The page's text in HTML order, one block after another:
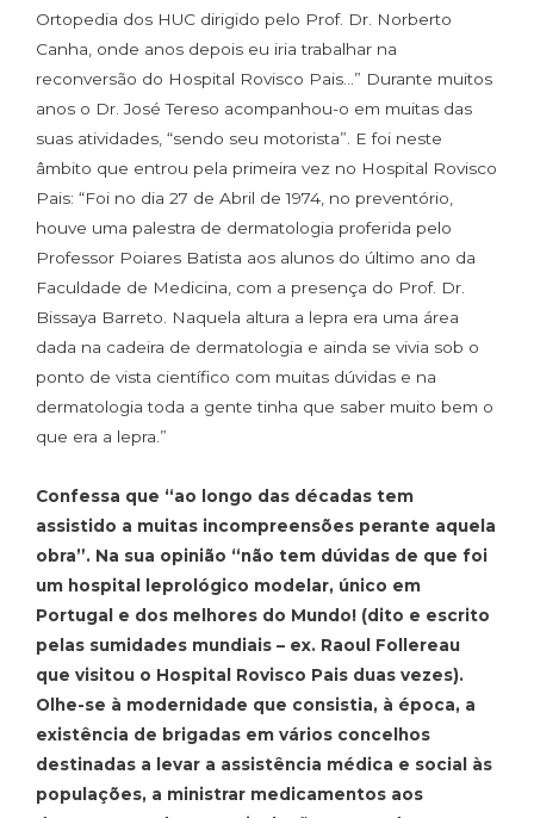
Ortopedia dos HUC dirigido pelo Prof. Dr. Norberto
Canha, onde anos depois eu iria trabalhar na
reconversão do Hospital Rovisco Pais…” Durante muitos
anos o Dr. José Tereso acompanhou-o em muitas das
suas atividades, “sendo seu motorista”. E foi neste
âmbito que entrou pela primeira vez no Hospital Rovisco
Pais: “Foi no dia 27 de Abril de 1974, no preventório,
houve uma palestra de dermatologia proferida pelo
Professor Poiares Batista aos alunos do último ano da
Faculdade de Medicina, com a presença do Prof. Dr.
Bissaya Barreto. Naquela altura a lepra era uma área
dada na cadeira de dermatologia e ainda se vivia sob o
ponto de vista científico com muitas dúvidas e na
dermatologia toda a gente tinha que saber muito bem o
que era a lepra.”
Confessa que “ao longo das décadas tem
assistido a muitas incompreensões perante aquela
obra”. Na sua opinião “não tem dúvidas de que foi
um hospital leprológico modelar, único em
Portugal e dos melhores do Mundo! (dito e escrito
pelas sumidades mundiais – ex. Raoul Follereau
que visitou o Hospital Rovisco Pais duas vezes).
Olhe-se à modernidade que consistia, à época, a
existência de brigadas em vários concelhos
destinadas a levar a assistência médica e social às
populações, a ministrar medicamentos aos